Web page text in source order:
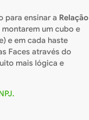
para ensinar a Relação
montarem um cubo e
e em cada haste
Faces através do
mais lógica e